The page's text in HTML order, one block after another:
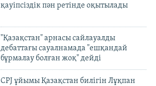
қауіпсіздік пән ретінде оқытылады
"Қазақстан" арнасы сайлауалды
дебаттағы сауалнамада "ешқандай
бұрмалау болған жоқ" дейді
CPJ ұйымы Қазақстан билігін Лұқпан